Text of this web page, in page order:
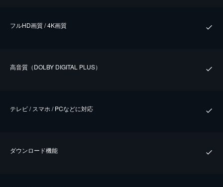
フルHD画質 / 4K画質
⾼⾳質（DOLBY DIGITAL PLUS）
テレビ / スマホ / PCなどに対応
ダウンロード機能